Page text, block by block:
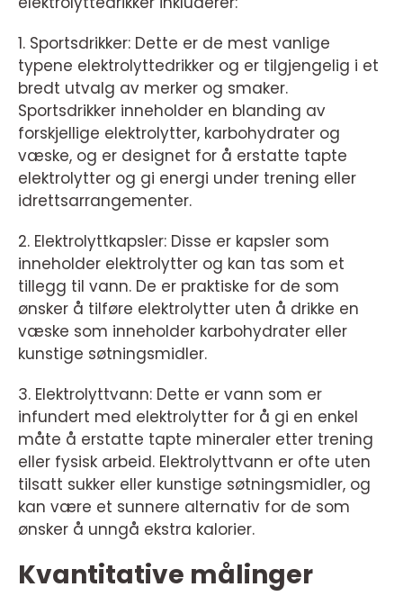
1. Sportsdrikker: Dette er de mest vanlige
typene elektrolyttedrikker og er tilgjengelig i et
bredt utvalg av merker og smaker.
Sportsdrikker inneholder en blanding av
forskjellige elektrolytter, karbohydrater og
væske, og er designet for å erstatte tapte
elektrolytter og gi energi under trening eller
idrettsarrangementer.
2. Elektrolyttkapsler: Disse er kapsler som
inneholder elektrolytter og kan tas som et
tillegg til vann. De er praktiske for de som
ønsker å tilføre elektrolytter uten å drikke en
væske som inneholder karbohydrater eller
kunstige søtningsmidler.
3. Elektrolyttvann: Dette er vann som er
infundert med elektrolytter for å gi en enkel
måte å erstatte tapte mineraler etter trening
eller fysisk arbeid. Elektrolyttvann er ofte uten
tilsatt sukker eller kunstige søtningsmidler, og
kan være et sunnere alternativ for de som
ønsker å unngå ekstra kalorier.
Kvantitative målinger